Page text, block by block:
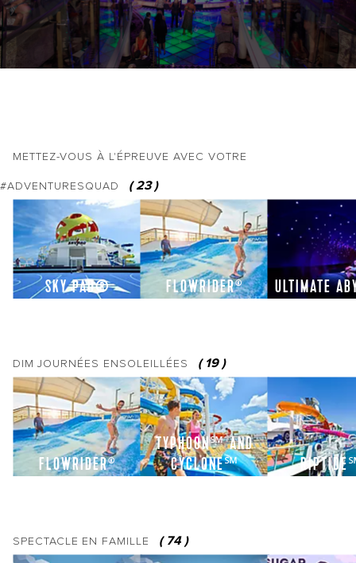
METTEZ-VOUS À L'ÉPREUVE AVEC VOTRE
#ADVENTURESQUAD (23)
SKY PAD® FLOWRIDER® ULTIMATE
DIM JOURNÉES ENSOLEILLÉES ( 19)
FLOWRIDER®
TYPHOON℠ AND
CYCLONE℠
SPECTACLE EN FAMILLE ( 74)